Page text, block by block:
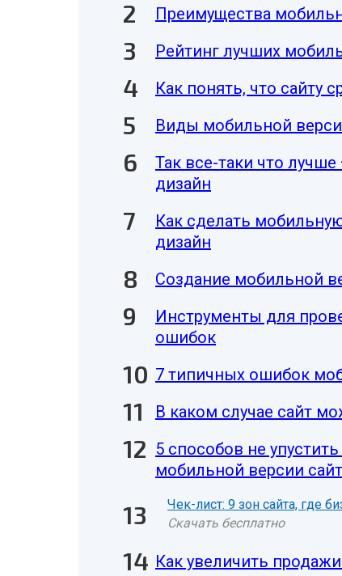
Преимущества
Рейтинг лучших
Как понять, что сайту
Виды мобильной
Так все-таки что
дизайн
Как сделать
дизайн
Создание мобильной
Инструменты для
ошибок
7 типичных ошибок
В каком случае сайт
5 способов не
мобильной версии
Чек-лист: 9 зон сайта, где
Скачать бесплатно
Как увеличить